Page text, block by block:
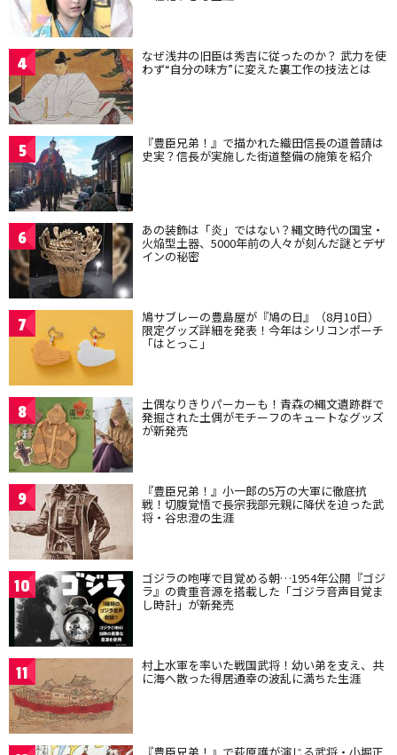
4 なぜ浅井の旧臣は秀吉に従ったのか？ 武力を使
わず“自分の味方”に変えた裏工作の技法とは
5 『豊臣兄弟！』で描かれた織田信長の道普請は
史実？信長が実施した街道整備の施策を紹介
6 あの装飾は「炎」ではない？縄文時代の国宝・
火焔型土器、5000年前の人々が刻んだ謎とデザ
インの秘密
7 鳩サブレーの豊島屋が『鳩の日』（8月10日）
限定グッズ詳細を発表！今年はシリコンポーチ
「はとっこ」
8 土偶なりきりパーカーも！青森の縄文遺跡群で
発掘された土偶がモチーフのキュートなグッズ
が新発売
9 『豊臣兄弟！』小一郎の5万の大軍に徹底抗
戦！切腹覚悟で長宗我部元親に降伏を迫った武
将・谷忠澄の生涯
10 ゴジラの咆哮で目覚める朝…1954年公開『ゴジ
ラ』の貴重音源を搭載した「ゴジラ音声目覚ま
し時計」が新発売
11 村上水軍を率いた戦国武将！幼い弟を支え、共
に海へ散った得居通幸の波乱に満ちた生涯